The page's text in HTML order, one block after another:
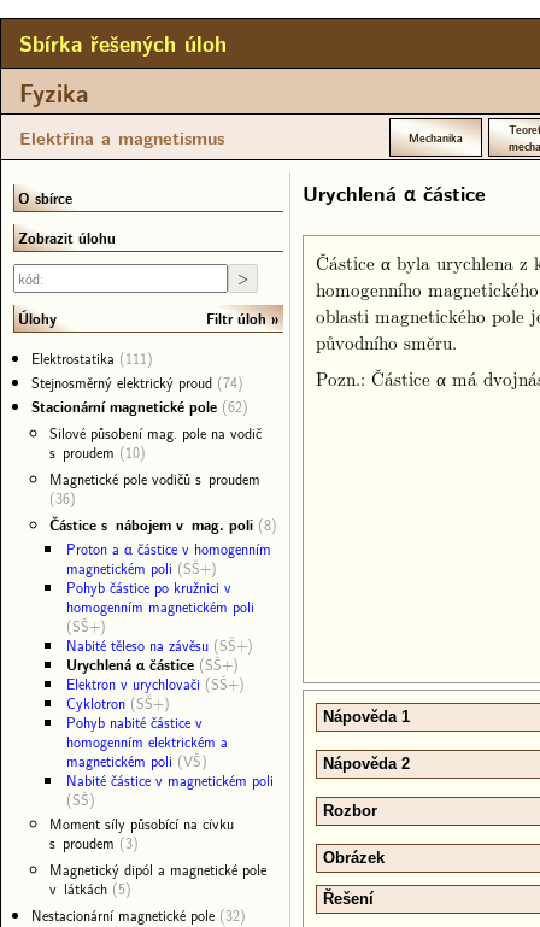
Sbírka řešených úloh
Fyzika
Elektřina a magnetismus Mechanika
Urychlená α částice
Částice α byla urychlena
homogenního
oblasti magnetického pole
původního směru.
Pozn.: Částice α má
Nápověda 1
Nápověda 2
Rozbor
Obrázek
Řešení
O sbírce
Zobrazit úlohu
Úlohy
Filtr úloh
Elektrostatika (111)
Stejnosměrný elektrický proud (74)
Stacionární magnetické pole (62)
Silové působení mag. pole na vodič
s proudem (10)
Magnetické pole vodičů s proudem
(36)
Částice s nábojem v mag. poli (8)
Proton a α částice v homogenním
magnetickém poli (SŠ+)
Pohyb částice po kružnici v
homogenním magnetickém poli
(SŠ+)
Nabité těleso na závěsu (SŠ+)
Urychlená α částice (SŠ+)
Elektron v urychlovači (SŠ+)
Cyklotron (SŠ+)
Pohyb nabité částice v
homogenním elektrickém a
magnetickém poli (VŠ)
Nabité částice v magnetickém poli
(SŠ)
Moment síly působící na cívku
s proudem (3)
Magnetický dipól a magnetické pole
v látkách (5)
Nestacionární magnetické pole (32)